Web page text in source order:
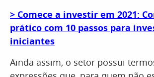
> Comece a investir em 2021:
prático com 10 passos para
iniciantes
Ainda assim, o setor possui